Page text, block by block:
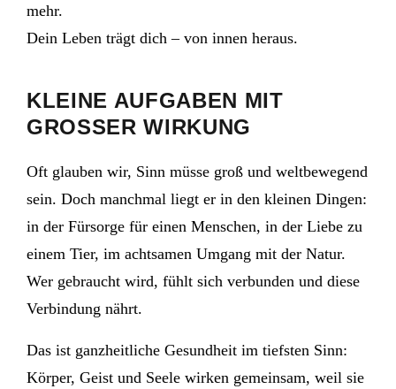
mehr.
Dein Leben trägt dich – von innen heraus.
KLEINE AUFGABEN MIT
GROSSER WIRKUNG
Oft glauben wir, Sinn müsse groß und weltbewegend
sein. Doch manchmal liegt er in den kleinen Dingen:
in der Fürsorge für einen Menschen, in der Liebe zu
einem Tier, im achtsamen Umgang mit der Natur.
Wer gebraucht wird, fühlt sich verbunden und diese
Verbindung nährt.
Das ist ganzheitliche Gesundheit im tiefsten Sinn:
Körper, Geist und Seele wirken gemeinsam, weil sie